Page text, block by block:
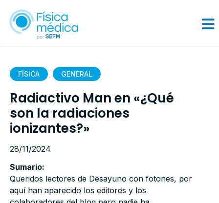
FÍSICA GENERAL
Radiactivo Man en «¿Qué
son la radiaciones
ionizantes?»
28/11/2024
Sumario:
Queridos lectores de Desayuno con fotones, por
aquí han aparecido los editores y los